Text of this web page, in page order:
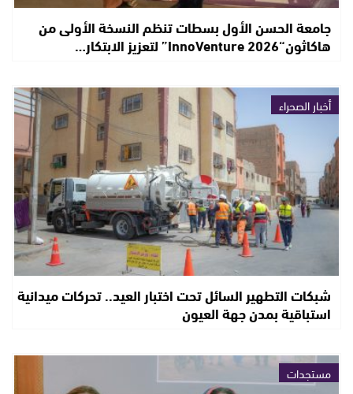
جامعة الحسن الأول بسطات تنظم النسخة الأولى من
هاكاثون“InnoVenture 2026” لتعزيز الابتكار…
أخبار الصحراء
شبكات التطهير السائل تحت اختبار العيد.. تحركات ميدانية
استباقية بمدن جهة العيون
مستجدات